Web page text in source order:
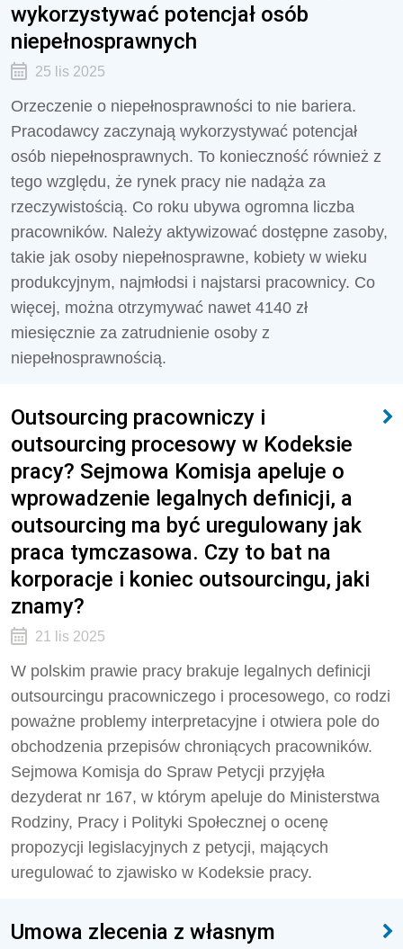
wykorzystywać potencjał osób
niepełnosprawnych
25 lis 2025
Orzeczenie o niepełnosprawności to nie bariera.
Pracodawcy zaczynają wykorzystywać potencjał
osób niepełnosprawnych. To konieczność również z
tego względu, że rynek pracy nie nadąża za
rzeczywistością. Co roku ubywa ogromna liczba
pracowników. Należy aktywizować dostępne zasoby,
takie jak osoby niepełnosprawne, kobiety w wieku
produkcyjnym, najmłodsi i najstarsi pracownicy. Co
więcej, można otrzymywać nawet 4140 zł
miesięcznie za zatrudnienie osoby z
niepełnosprawnością.
Outsourcing pracowniczy i
outsourcing procesowy w Kodeksie
pracy? Sejmowa Komisja apeluje o
wprowadzenie legalnych definicji, a
outsourcing ma być uregulowany jak
praca tymczasowa. Czy to bat na
korporacje i koniec outsourcingu, jaki
znamy?
21 lis 2025
W polskim prawie pracy brakuje legalnych definicji
outsourcingu pracowniczego i procesowego, co rodzi
poważne problemy interpretacyjne i otwiera pole do
obchodzenia przepisów chroniących pracowników.
Sejmowa Komisja do Spraw Petycji przyjęła
dezyderat nr 167, w którym apeluje do Ministerstwa
Rodziny, Pracy i Polityki Społecznej o ocenę
propozycji legislacyjnych z petycji, mających
uregulować to zjawisko w Kodeksie pracy.
Umowa zlecenia z własnym